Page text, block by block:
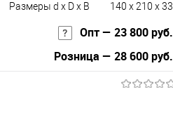
Размеры d x D x B
140 x 210 x 33
Опт — 23 800 руб.
Розница — 28 600 руб.